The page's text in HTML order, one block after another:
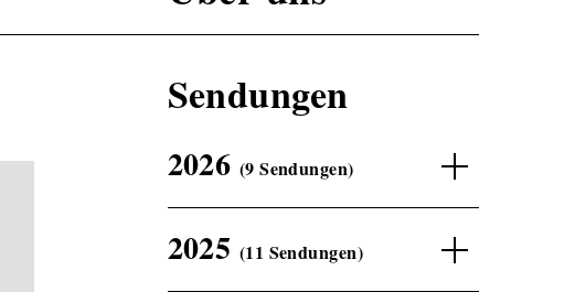
Sendungen
2026 (9 Sendungen)
2025 (11 Sendungen)